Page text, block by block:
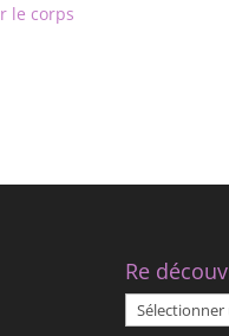
le corps
Re
Re